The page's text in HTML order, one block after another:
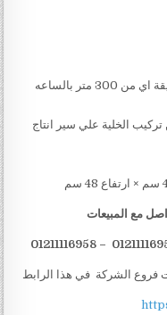
سم الي 25 سم و يمكن تركيب الخلية علي سير انتاج
مع المبيعات
فروع الشركة في هذا الرابط